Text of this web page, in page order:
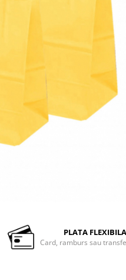
PLATA FLEXIBILA
Card, ramburs sau